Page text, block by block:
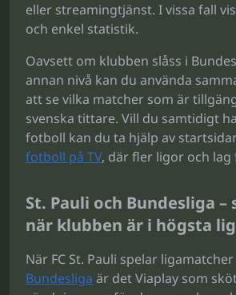
eller streamingtjänst. I vissa fall
och enkel statistik.
Oavsett om klubben slåss i
annan nivå kan du använda
att se vilka matcher som är
svenska tittare. Vill du samtidigt
fotboll kan du ta hjälp av
fotboll på TV, där fler ligor och lag
St. Pauli och Bundesliga
när klubben är i högsta
När FC St. Pauli spelar
Bundesliga är det Viaplay som